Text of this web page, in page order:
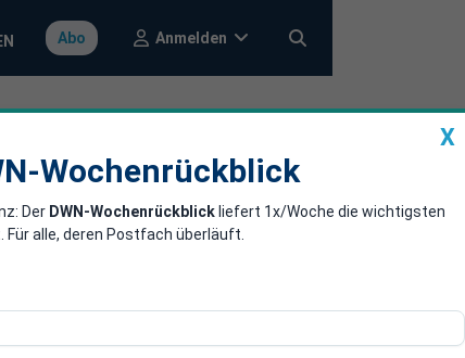
Abo Anmelden
40
Wenn das
X
Wochenrückblick
Der DWN-Wochenrückblick liefert 1x/Woche die wichtigsten
alle, deren Postfach überläuft.